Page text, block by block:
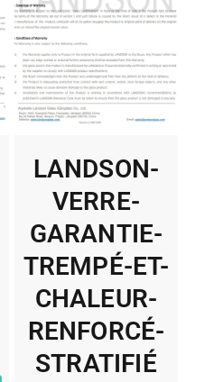
LANDSON-
VERRE-
GARANTIE-
TREMPÉ-ET-
CHALEUR-
RENFORCÉ-
STRATIFIÉ